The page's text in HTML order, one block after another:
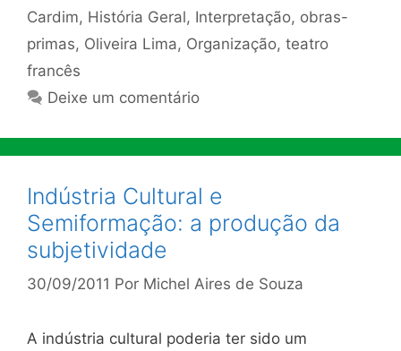
Cardim, História Geral, Interpretação, obras-
primas, Oliveira Lima, Organização, teatro
francês
Deixe um comentário
Indústria Cultural e
Semiformação: a produção da
subjetividade
30/09/2011 Por Michel Aires de Souza
A indústria cultural poderia ter sido um